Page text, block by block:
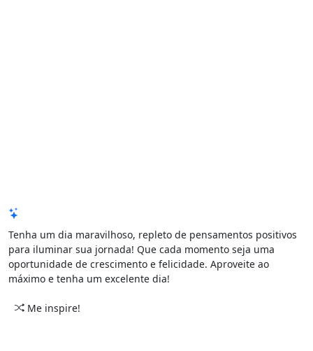
Tenha um dia maravilhoso, repleto de pensamentos positivos
para iluminar sua jornada! Que cada momento seja uma
oportunidade de crescimento e felicidade. Aproveite ao
máximo e tenha um excelente dia!
Me inspire!